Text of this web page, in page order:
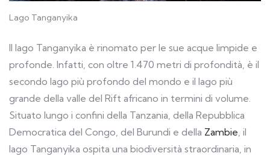
Lago Tanganyika
Il lago Tanganyika è rinomato per le sue acque limpide e
profonde. Infatti, con oltre 1.470 metri di profondità, è il
secondo lago più profondo del mondo e il lago più
grande della valle del Rift africano in termini di volume.
Situato lungo i confini della Tanzania, della Repubblica
Democratica del Congo, del Burundi e della Zambie, il
lago Tanganyika ospita una biodiversità straordinaria, in